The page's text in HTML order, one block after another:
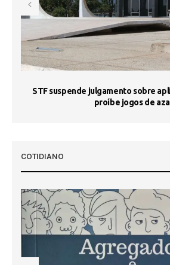
STF suspende julgamento sobre
proíbe jogos de
COTIDIANO